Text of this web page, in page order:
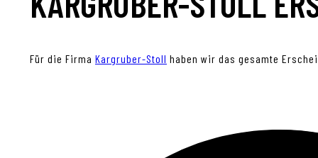
Für die Firma Kargruber-Stoll haben wir das gesamte